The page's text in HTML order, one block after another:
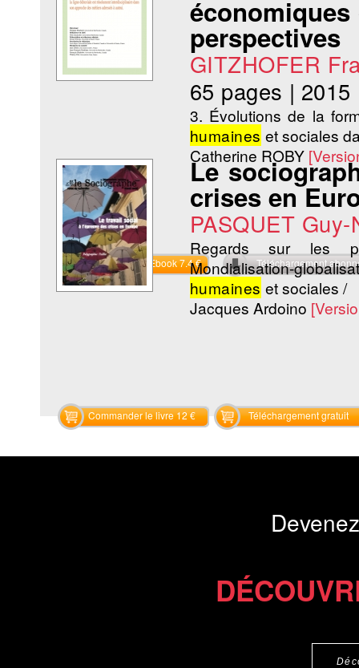
perspectives
GITZHOFER
65 pages | 2015
3. Évolutions de la
humaines et sociales
Catherine ROBY
Commander l'Ebook 7.4 € Téléchargement
Le
crises en
PASQUET Guy-
Regards sur les
Mondialisation-
humaines et sociales /
Jacques Ardoino
Commander le livre 12 € Téléchargement gratuit